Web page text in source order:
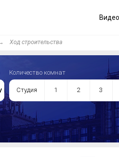
Ход строительства
Количество комнат
Студия 1 2 3